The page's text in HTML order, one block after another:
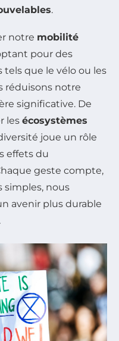
.
notre mobilité
pour des
que le vélo ou les
réduisons notre
significative. De
les écosystèmes
joue un rôle
effets du
geste compte,
simples, nous
avenir plus durable